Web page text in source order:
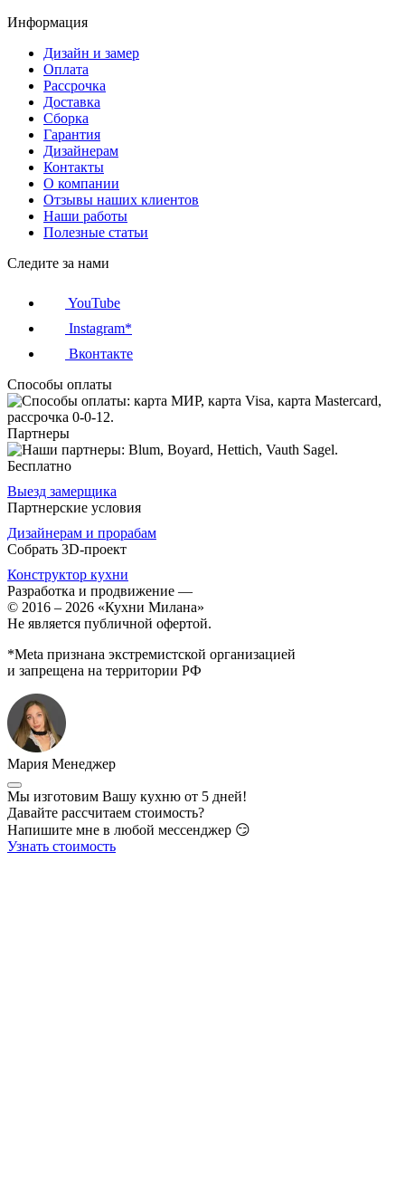
Информация
Дизайн и замер
Оплата
Рассрочка
Доставка
Сборка
Гарантия
Дизайнерам
Контакты
О компании
Отзывы наших клиентов
Наши работы
Полезные статьи
Следите за нами
YouTube
Instagram*
Вконтакте
Способы оплаты
Партнеры
Бесплатно
Выезд замерщика
Партнерские условия
Дизайнерам и прорабам
Собрать 3D-проект
Конструктор кухни
Разработка и продвижение —
© 2016 – 2026 «Кухни Милана»
Не является публичной офертой.
*Meta признана экстремистской организацией
и запрещена на территории РФ
Мария Менеджер
Мы изготовим Вашу кухню от 5 дней!
Давайте рассчитаем стоимость?
Напишите мне в любой мессенджер 😏
Узнать стоимость